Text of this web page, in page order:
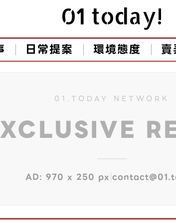
01 today!
日常提案 環境態度
01.TODAY NETWORK
AD: 970 x 250 px|